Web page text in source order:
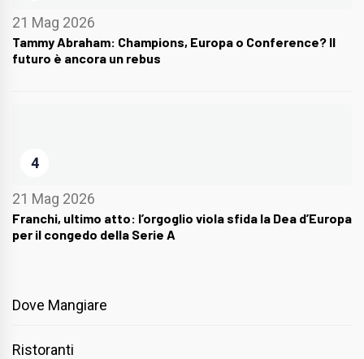
21 Mag 2026
Tammy Abraham: Champions, Europa o Conference? Il
futuro è ancora un rebus
4
21 Mag 2026
Franchi, ultimo atto: l’orgoglio viola sfida la Dea d’Europa
per il congedo della Serie A
Dove Mangiare
Ristoranti